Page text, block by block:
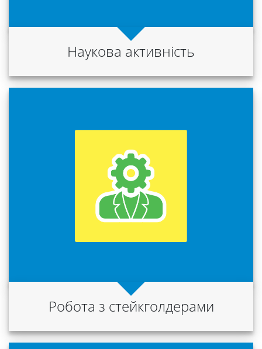
Наукова активність
Робота з стейкголдерами